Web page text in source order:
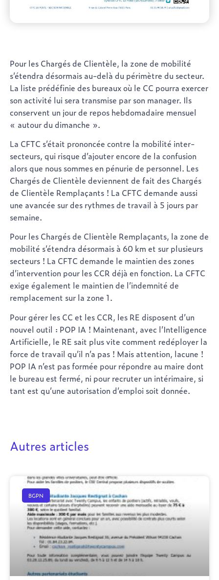
Pour les Chargés de Clientèle, la zone de mobilité
s’étendra désormais au-delà du périmètre du secteur.
La liste prédéfinie des bureaux où le CC pourra exercer
son activité lui sera transmise par son manager. Ils
conservent un jour de repos hebdomadaire mensuel
« autour du dimanche ».
La CFTC s’était prononcée contre la mobilité inter-
secteurs, qui risque d’ajouter encore de la confusion
alors que nous sommes en pénurie de personnel. Les
Chargés de Clientèle deviennent de fait des Chargés
de Clientèle Remplaçants ! La CFTC demande aussi
une avancée sur des rythmes de travail à 5 jours par
semaine.
Pour les Chargés de Clientèle Remplaçants, la zone de
mobilité s’étendra désormais à 60 km et sur plusieurs
secteurs ! La CFTC demande le maintien des zones
d’intervention pour les CCR déjà en fonction. La CFTC
exige également le maintien de l’indemnité de
remplacement sur la zone 1.
Pour gérer les CC et les CCR, les RE disposent d’un
nouvel outil : POP IA ! Maintenant, avec l’Intelligence
Artificielle, le RE sait plus vite comment redéployer la
force de travail qu’il n’a pas ! Mais attention, lacune !
POP IA n’est pas formée pour répondre au maire dont
le bureau est fermé, ni pour recruter un intérimaire, si
tant est qu’une autorisation d’emploi soit donnée.
Autres articles
BGPN